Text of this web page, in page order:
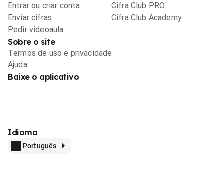
Entrar ou criar conta
Enviar cifras
Pedir videoaula
Cifra Club PRO
Cifra Club Academy
Sobre o site
Termos de uso e privacidade
Ajuda
Baixe o aplicativo
Idioma
Português